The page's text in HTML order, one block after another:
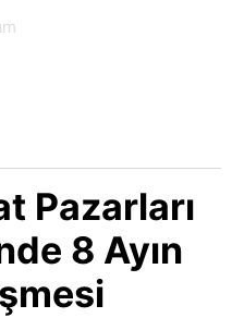
Pazarları
8 Ayın